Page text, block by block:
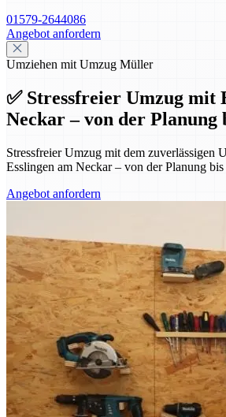
01579-2644086
Angebot anfordern
Umziehen mit Umzug Müller
✅ Stressfreier Umzug mit
Neckar – von der Planung
Stressfreier Umzug mit dem zuverlässigen
Esslingen am Neckar – von der Planung
Angebot anfordern